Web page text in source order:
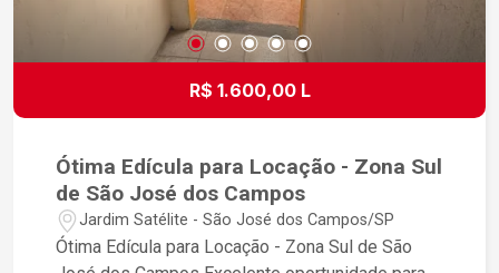
R$ 1.600,00 L
Ótima Edícula para Locação - Zona Sul
de São José dos Campos
Jardim Satélite - São José dos Campos/SP
Ótima Edícula para Locação - Zona Sul de São